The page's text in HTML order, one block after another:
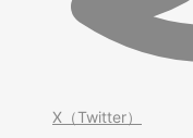
X（Twitter）